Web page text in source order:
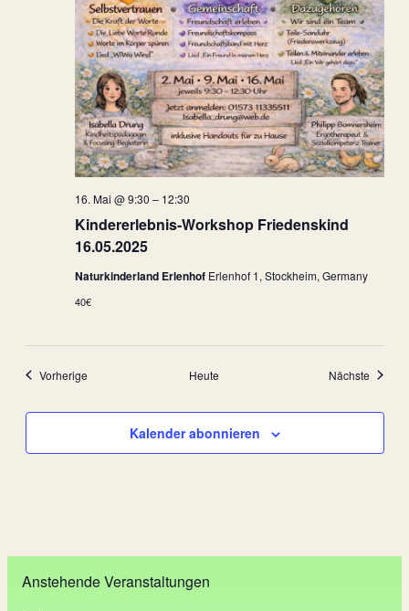
Kindererlebnis-Workshop Friedenskind
16.05.2025
16. Mai @ 9:30 – 12:30
Naturkinderland Erlenhof Erlenhof 1, Stockheim, Germany
40€
VorherigeVeranstaltungen Heute Nächste
Kalender abonnieren
Anstehende Veranstaltungen